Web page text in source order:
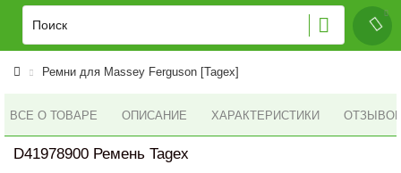
Ремни для Massey Ferguson [Tagex]
ВСЕ О ТОВАРЕ ОПИСАНИЕ ХАРАКТЕРИСТИКИ ОТЗЫВОВ
D41978900 Ремень Tagex